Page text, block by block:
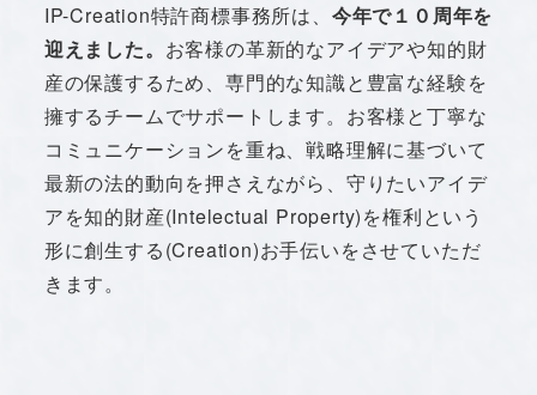
IP-Creation特許商標事務所は、 今年で１０周年を
迎えました。 お客様の革新的なアイデアや知的財
産の保護するため、専門的な知識と豊富な経験を
擁するチームでサポートします。お客様と丁寧な
コミュニケーションを重ね、戦略理解に基づいて
最新の法的動向を押さえながら、守りたいアイデ
アを知的財産(Intelectual Property)を権利という
形に創生する(Creation)お手伝いをさせていただ
きます。